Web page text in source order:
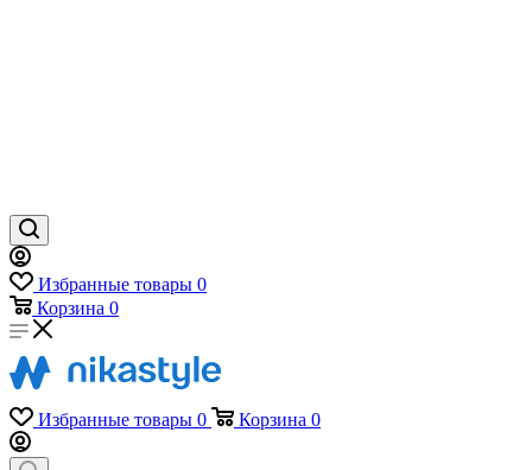
Избранные товары 0
Корзина 0
Избранные товары 0 Корзина 0